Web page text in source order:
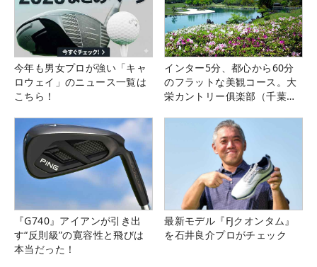
今年も男女プロが強い「キャ
ロウェイ」のニュース一覧は
こちら！
インター5分、都心から60分
のフラットな美観コース。大
栄カントリー俱楽部（千葉
『G740』アイアンが引き出
す“反則級”の寛容性と飛びは
本当だった！
最新モデル『FJクオンタム』
を石井良介プロがチェック